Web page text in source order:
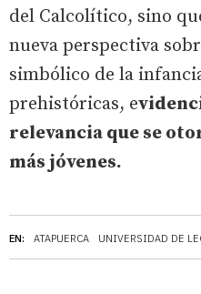
EN: ATAPUERCA UNIVERSIDAD DE
del Calcolítico, sino
nueva perspectiva
simbólico de la
prehistóricas, e
relevancia que se
más jóvenes.